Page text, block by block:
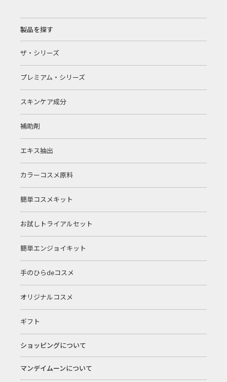
製品を探す
ザ・シリーズ
プレミアム・シリーズ
スキンケア成分
補助剤
エキス抽出
カラーコスメ原料
簡単コスメキット
お試しトライアルセット
簡単エンジョイキット
手のひらdeコスメ
オリジナルコスメ
ギフト
ショッピングについて
マンデイムーンについて